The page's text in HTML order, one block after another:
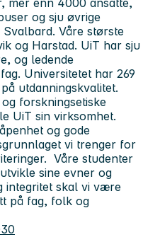
og sju øvrige
Våre største
og Harstad. UiT har sju
og ledende
Universitetet har 269
utdanningskvalitet.
forskningsetiske
UiT sin virksomhet.
og gode
vi trenger for
Våre studenter
sine evner og
integritet skal vi være
på fag, folk og